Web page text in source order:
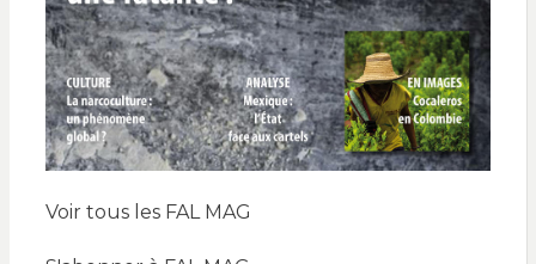
Voir tous les FAL MAG